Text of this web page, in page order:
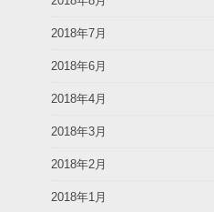
2018年7月
2018年6月
2018年4月
2018年3月
2018年2月
2018年1月